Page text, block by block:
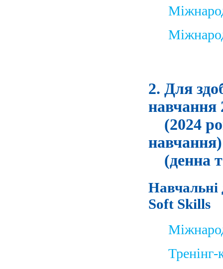
2. Для
навчання
(2024
навчання)
(денна
Навчальні
Soft Skills
Тренінг-